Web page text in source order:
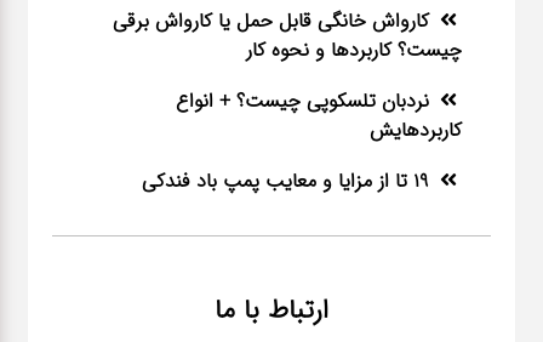
کارواش خانگی قابل حمل یا کارواش برقی
چیست؟ کاربردها و نحوه کار
نردبان تلسکوپی چیست؟ + انواع
کاربردهایش
19 تا از مزایا و معایب پمپ باد فندکی
ارتباط با ما